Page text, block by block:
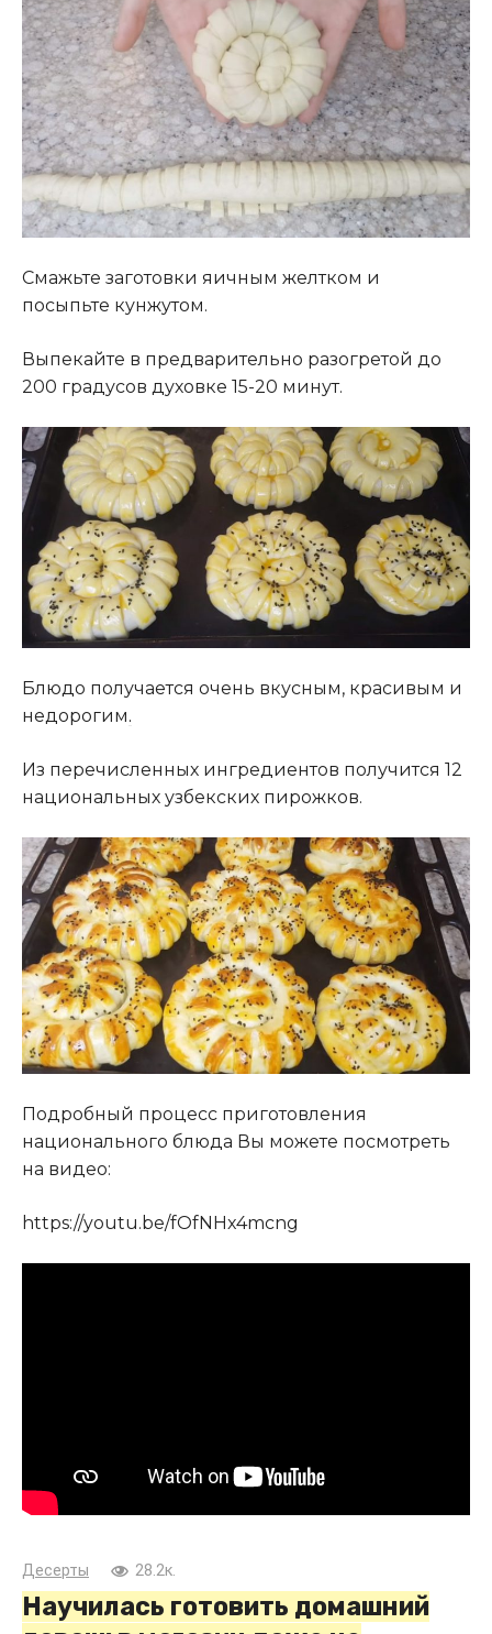
Смажьте заготовки яичным желтком и
посыпьте кунжутом.
Выпекайте в предварительно разогретой до
200 градусов духовке 15-20 минут.
Блюдо получается очень вкусным, красивым и
недорогим.
Из перечисленных ингредиентов получится 12
национальных узбекских пирожков.
Подробный процесс приготовления
национального блюда Вы можете посмотреть
на видео:
https://youtu.be/fOfNHx4mcng
Десерты 28.2к.
Научилась готовить домашний